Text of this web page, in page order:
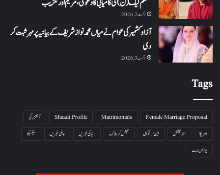
مسلم لیگ (ن) کی کامیابی کا دعویٰ، مریم اورنگزیب
اگست 2, 2026
آزاد کشمیر کی عوام نے میاں محمد نواز شریف کے بیانیہ پر مہر ثبت کر
دی
اگست 3, 2026
Tags
Female Marriage Proposal
Matrimonials
Shaadi Profile
آتشزدگی
امریکا
انٹرنیشنل بین الاقوامی جھلس کر ہلاک دنیا کی خبریں عالمی خبریں
میکسیکو
یو ایس اے